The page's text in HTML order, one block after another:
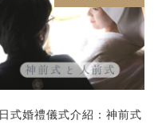
日式婚禮儀式介紹：神前式